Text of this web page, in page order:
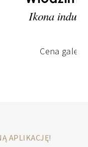
Ikona
Cena
APLIKACJĘ!